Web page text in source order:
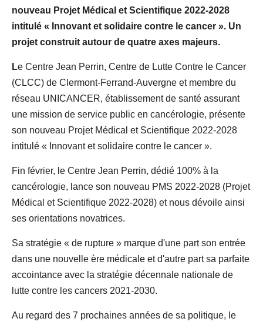
nouveau Projet Médical et Scientifique 2022-2028
intitulé « Innovant et solidaire contre le cancer ». Un
projet construit autour de quatre axes majeurs.
Le Centre Jean Perrin, Centre de Lutte Contre le Cancer
(CLCC) de Clermont-Ferrand-Auvergne et membre du
réseau UNICANCER, établissement de santé assurant
une mission de service public en cancérologie, présente
son nouveau Projet Médical et Scientifique 2022-2028
intitulé « Innovant et solidaire contre le cancer ».
Fin février, le Centre Jean Perrin, dédié 100% à la
cancérologie, lance son nouveau PMS 2022-2028 (Projet
Médical et Scientifique 2022-2028) et nous dévoile ainsi
ses orientations novatrices.
Sa stratégie « de rupture » marque d'une part son entrée
dans une nouvelle ère médicale et d'autre part sa parfaite
accointance avec la stratégie décennale nationale de
lutte contre les cancers 2021-2030.
Au regard des 7 prochaines années de sa politique, le